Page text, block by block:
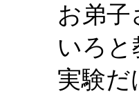
お弟
いろ
実験だ